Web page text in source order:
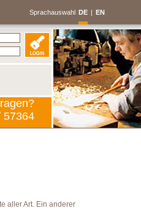
Sprachauswahl DE | EN
57364
aller Art. Ein anderer